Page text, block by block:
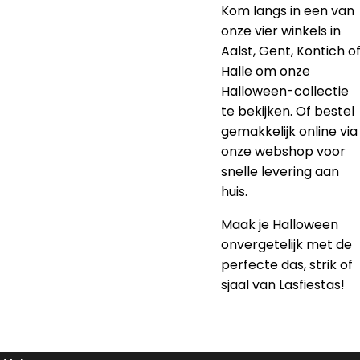
Kom langs in een van
onze vier winkels in
Aalst, Gent, Kontich of
Halle om onze
Halloween-collectie
te bekijken. Of bestel
gemakkelijk online via
onze webshop voor
snelle levering aan
huis.
Maak je Halloween
onvergetelijk met de
perfecte das, strik of
sjaal van Lasfiestas!